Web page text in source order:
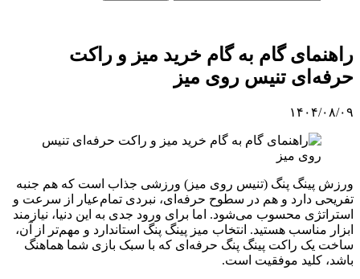
راهنمای گام به گام خرید میز و راکت
حرفه‌ای تنیس روی میز
۱۴۰۴/۰۸/۰۹
ورزش پینگ پنگ (تنیس روی میز) ورزشی جذاب است که هم جنبه
تفریحی دارد و هم در سطوح حرفه‌ای، نبردی تمام‌عیار از سرعت و
استراتژی محسوب می‌شود. اما برای ورود جدی به این دنیا، نیازمند
ابزار مناسب هستید. انتخاب میز پینگ پنگ استاندارد و مهم‌تر از آن،
ساخت یک راکت پینگ پنگ حرفه‌ای که با سبک بازی شما هماهنگ
باشد، کلید موفقیت است.